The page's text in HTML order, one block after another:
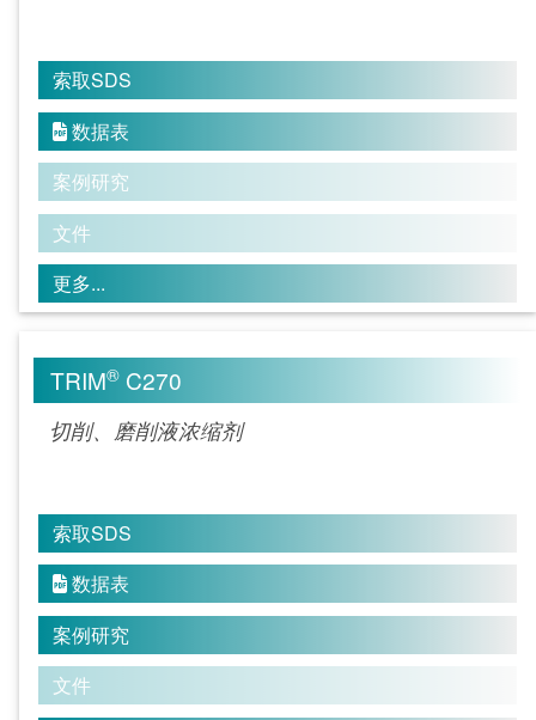
索取SDS
 数据表
案例研究
文件
更多...
TRIM® C270
切削、磨削液浓缩剂
索取SDS
 数据表
案例研究
文件